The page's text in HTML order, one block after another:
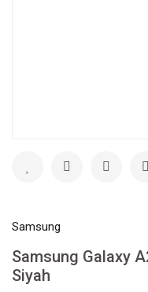
Samsung
Samsung Galaxy
Siyah